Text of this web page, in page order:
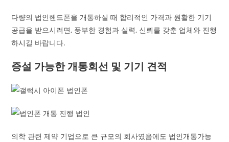
다량의 법인핸드폰을 개통하실 때 합리적인 가격과 원활한 기기
공급을 받으시려면, 풍부한 경험과 실력, 신뢰를 갖춘 업체와 진행
하시길 바랍니다.
증설 가능한 개통회선 및 기기 견적
의학 관련 제약 기업으로 큰 규모의 회사였음에도 법인개통가능